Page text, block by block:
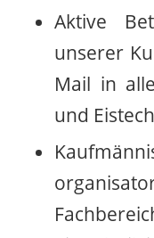
Aktive
unserer
Mail in
und